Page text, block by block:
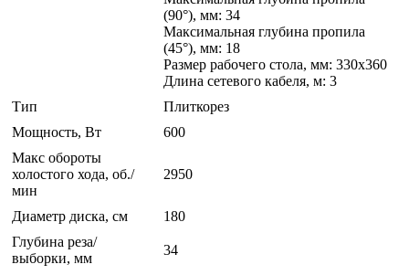
(90°), мм: 34
Максимальная глубина пропила
(45°), мм: 18
Размер рабочего стола, мм: 330x360
Длина сетевого кабеля, м: 3
Тип
Плиткорез
Мощность, Вт
600
Макс обороты
холостого хода, об./
мин
2950
Диаметр диска, см
180
Глубина реза/
выборки, мм
34